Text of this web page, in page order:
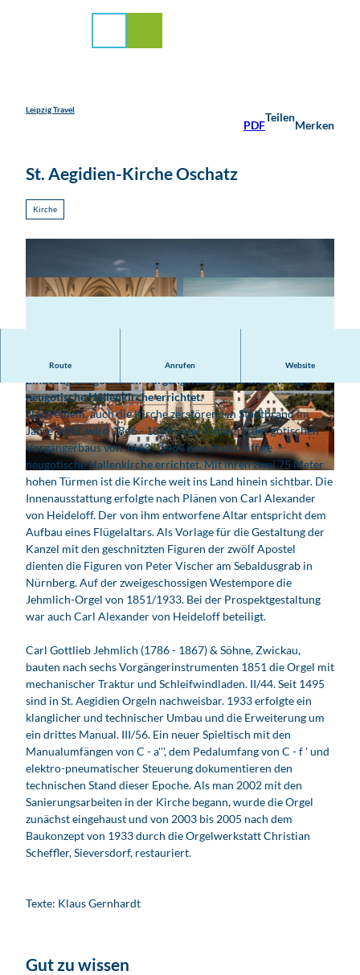
Leipzig Travel
PDF
Teilen
Merken
St. Aegidien-Kirche Oschatz
Kirche
© Philipp Herfort Photography | CC-BY
© Philipp Herfort Photography |CC-BY © Philipp Herfort Photography |CC-BY
Route Anrufen Website
Nach einem Stadtbrand im Jahre 1842 wird, unter
Einbezug des gotischen Vorgängerbaus, eine dreischiffige
neugotische Hallenkirche errichtet.
Nach einem, auch die Kirche zerstörenden Stadtbrand im
Jahre 1842, wird 1846 - 1849 unter Einbezug des gotischen
Vorgängerbaus von 1443 - 1464 eine dreischiffige
neugotische Hallenkirche errichtet. Mit ihren zwei 75 Meter
hohen Türmen ist die Kirche weit ins Land hinein sichtbar. Die
Innenausstattung erfolgte nach Plänen von Carl Alexander
von Heideloff. Der von ihm entworfene Altar entspricht dem
Aufbau eines Flügelaltars. Als Vorlage für die Gestaltung der
Kanzel mit den geschnitzten Figuren der zwölf Apostel
dienten die Figuren von Peter Vischer am Sebaldusgrab in
Nürnberg. Auf der zweigeschossigen Westempore die
Jehmlich-Orgel von 1851/1933. Bei der Prospektgestaltung
war auch Carl Alexander von Heideloff beteiligt.
Carl Gottlieb Jehmlich (1786 - 1867) & Söhne, Zwickau,
bauten nach sechs Vorgängerinstrumenten 1851 die Orgel mit
mechanischer Traktur und Schleifwindladen. II/44. Seit 1495
sind in St. Aegidien Orgeln nachweisbar. 1933 erfolgte ein
klanglicher und technischer Umbau und die Erweiterung um
ein drittes Manual. III/56. Ein neuer Spieltisch mit den
Manualumfängen von C - a''', dem Pedalumfang von C - f ' und
elektro-pneumatischer Steuerung dokumentieren den
technischen Stand dieser Epoche. Als man 2002 mit den
Sanierungsarbeiten in der Kirche begann, wurde die Orgel
zunächst eingehaust und von 2003 bis 2005 nach dem
Baukonzept von 1933 durch die Orgelwerkstatt Christian
Scheffler, Sieversdorf, restauriert.
Texte: Klaus Gernhardt
Gut zu wissen